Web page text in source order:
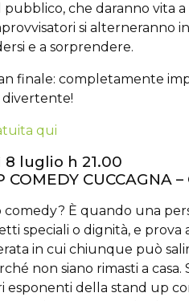
che daranno vita a
si alterneranno
e a sorprendere.
finale: completamente
qui
luglio h 21.00
COMEDY CUCCAGNA
comedy? È quando una
speciali o dignità, e
in cui chiunque può
non siano rimasti a casa.
esponenti della stand up